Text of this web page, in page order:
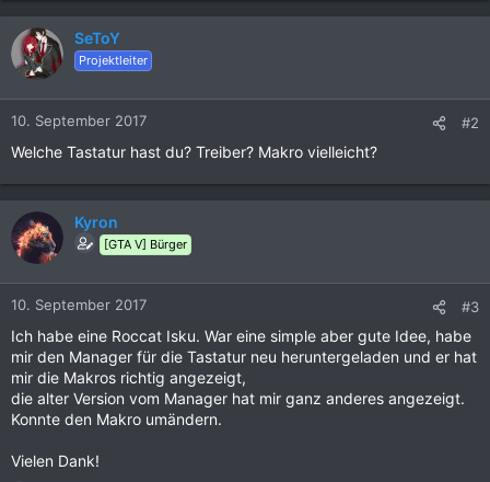
SeToY
Projektleiter
10. September 2017 #2
Welche Tastatur hast du? Treiber? Makro vielleicht?
Kyron
[GTA V] Bürger
10. September 2017 #3
Ich habe eine Roccat Isku. War eine simple aber gute Idee, habe
mir den Manager für die Tastatur neu heruntergeladen und er hat
mir die Makros richtig angezeigt,
die alter Version vom Manager hat mir ganz anderes angezeigt.
Konnte den Makro umändern.
Vielen Dank!